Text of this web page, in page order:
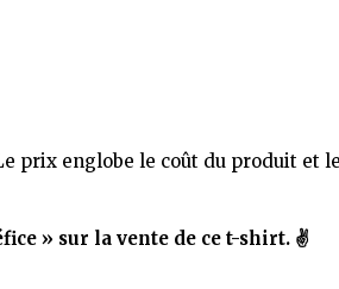
prix englobe le coût du produit
» sur la vente de ce t-shirt. ✌️